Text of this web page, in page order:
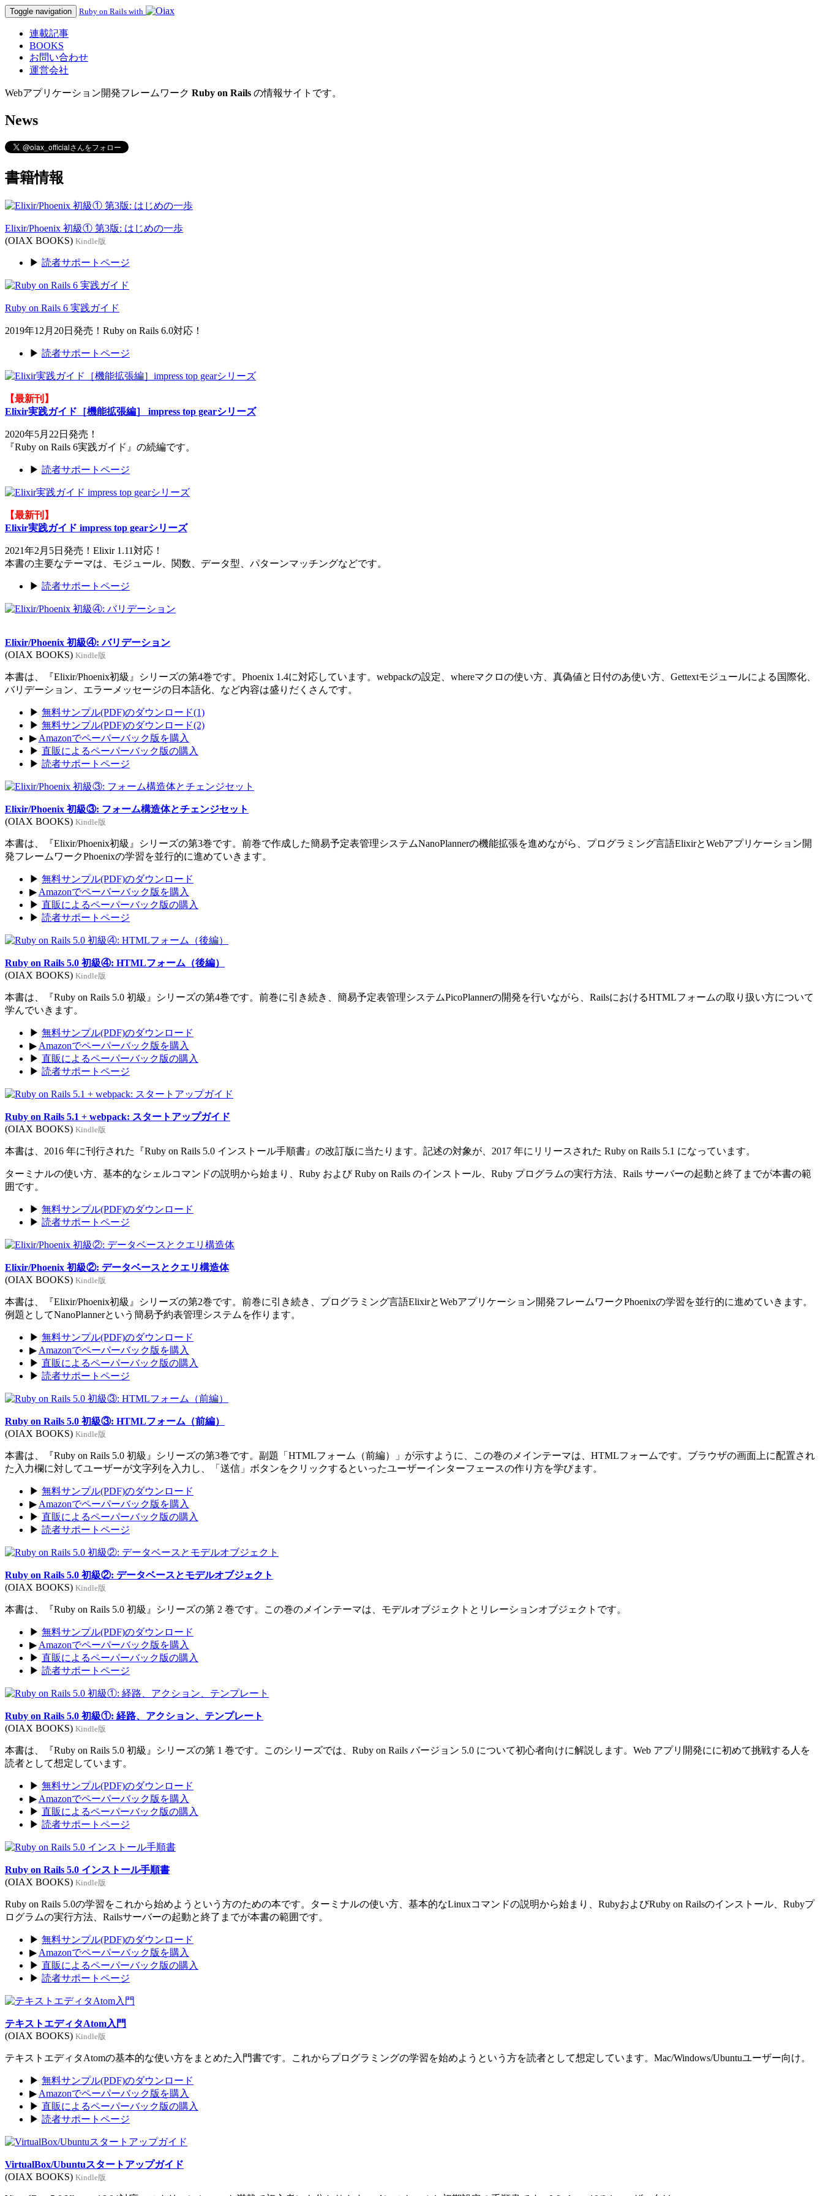
Toggle navigation Ruby on Rails with
連載記事
BOOKS
お問い合わせ
運営会社
Webアプリケーション開発フレームワーク Ruby on Rails の情報サイトです。
News
書籍情報
Elixir/Phoenix 初級① 第3版: はじめの一歩
(OIAX BOOKS) Kindle版
▶ 読者サポートページ
Ruby on Rails 6 実践ガイド
2019年12月20日発売！Ruby on Rails 6.0対応！
▶ 読者サポートページ
【最新刊】
Elixir実践ガイド［機能拡張編］ impress top gearシリーズ
2020年5月22日発売！
『Ruby on Rails 6実践ガイド』の続編です。
▶ 読者サポートページ
【最新刊】
Elixir実践ガイド impress top gearシリーズ
2021年2月5日発売！Elixir 1.11対応！
本書の主要なテーマは、モジュール、関数、データ型、パターンマッチングなどです。
▶ 読者サポートページ
Elixir/Phoenix 初級④: バリデーション
(OIAX BOOKS) Kindle版
本書は、『Elixir/Phoenix初級』シリーズの第4巻です。Phoenix 1.4に対応しています。webpackの設定、whereマクロの使い方、真偽値と日付のあ使い方、Gettextモジュールによる国際化、
バリデーション、エラーメッセージの日本語化、など内容は盛りだくさんです。
▶ 無料サンプル(PDF)のダウンロード(1)
▶ 無料サンプル(PDF)のダウンロード(2)
▶ Amazonでペーパーバック版を購入
▶ 直販によるペーパーバック版の購入
▶ 読者サポートページ
Elixir/Phoenix 初級③: フォーム構造体とチェンジセット
(OIAX BOOKS) Kindle版
本書は、『Elixir/Phoenix初級』シリーズの第3巻です。前巻で作成した簡易予定表管理システムNanoPlannerの機能拡張を進めながら、プログラミング言語ElixirとWebアプリケーション開
発フレームワークPhoenixの学習を並行的に進めていきます。
▶ 無料サンプル(PDF)のダウンロード
▶ Amazonでペーパーバック版を購入
▶ 直販によるペーパーバック版の購入
▶ 読者サポートページ
Ruby on Rails 5.0 初級④: HTMLフォーム（後編）
(OIAX BOOKS) Kindle版
本書は、『Ruby on Rails 5.0 初級』シリーズの第4巻です。前巻に引き続き、簡易予定表管理システムPicoPlannerの開発を行いながら、RailsにおけるHTMLフォームの取り扱い方について
学んでいきます。
▶ 無料サンプル(PDF)のダウンロード
▶ Amazonでペーパーバック版を購入
▶ 直販によるペーパーバック版の購入
▶ 読者サポートページ
Ruby on Rails 5.1 + webpack: スタートアップガイド
(OIAX BOOKS) Kindle版
本書は、2016 年に刊行された『Ruby on Rails 5.0 インストール手順書』の改訂版に当たります。記述の対象が、2017 年にリリースされた Ruby on Rails 5.1 になっています。
ターミナルの使い方、基本的なシェルコマンドの説明から始まり、Ruby および Ruby on Rails のインストール、Ruby プログラムの実行方法、Rails サーバーの起動と終了までが本書の範
囲です。
▶ 無料サンプル(PDF)のダウンロード
▶ 読者サポートページ
Elixir/Phoenix 初級②: データベースとクエリ構造体
(OIAX BOOKS) Kindle版
本書は、『Elixir/Phoenix初級』シリーズの第2巻です。前巻に引き続き、プログラミング言語ElixirとWebアプリケーション開発フレームワークPhoenixの学習を並行的に進めていきます。
例題としてNanoPlannerという簡易予約表管理システムを作ります。
▶ 無料サンプル(PDF)のダウンロード
▶ Amazonでペーパーバック版を購入
▶ 直販によるペーパーバック版の購入
▶ 読者サポートページ
Ruby on Rails 5.0 初級③: HTMLフォーム（前編）
(OIAX BOOKS) Kindle版
本書は、『Ruby on Rails 5.0 初級』シリーズの第3巻です。副題「HTMLフォーム（前編）」が示すように、この巻のメインテーマは、HTMLフォームです。ブラウザの画面上に配置され
た入力欄に対してユーザーが文字列を入力し、「送信」ボタンをクリックするといったユーザーインターフェースの作り方を学びます。
▶ 無料サンプル(PDF)のダウンロード
▶ Amazonでペーパーバック版を購入
▶ 直販によるペーパーバック版の購入
▶ 読者サポートページ
Ruby on Rails 5.0 初級②: データベースとモデルオブジェクト
(OIAX BOOKS) Kindle版
本書は、『Ruby on Rails 5.0 初級』シリーズの第 2 巻です。この巻のメインテーマは、モデルオブジェクトとリレーションオブジェクトです。
▶ 無料サンプル(PDF)のダウンロード
▶ Amazonでペーパーバック版を購入
▶ 直販によるペーパーバック版の購入
▶ 読者サポートページ
Ruby on Rails 5.0 初級①: 経路、アクション、テンプレート
(OIAX BOOKS) Kindle版
本書は、『Ruby on Rails 5.0 初級』シリーズの第 1 巻です。このシリーズでは、Ruby on Rails バージョン 5.0 について初心者向けに解説します。Web アプリ開発にに初めて挑戦する人を
読者として想定しています。
▶ 無料サンプル(PDF)のダウンロード
▶ Amazonでペーパーバック版を購入
▶ 直販によるペーパーバック版の購入
▶ 読者サポートページ
Ruby on Rails 5.0 インストール手順書
(OIAX BOOKS) Kindle版
Ruby on Rails 5.0の学習をこれから始めようという方のための本です。ターミナルの使い方、基本的なLinuxコマンドの説明から始まり、RubyおよびRuby on Railsのインストール、Rubyプ
ログラムの実行方法、Railsサーバーの起動と終了までが本書の範囲です。
▶ 無料サンプル(PDF)のダウンロード
▶ Amazonでペーパーバック版を購入
▶ 直販によるペーパーバック版の購入
▶ 読者サポートページ
テキストエディタAtom入門
(OIAX BOOKS) Kindle版
テキストエディタAtomの基本的な使い方をまとめた入門書です。これからプログラミングの学習を始めようという方を読者として想定しています。Mac/Windows/Ubuntuユーザー向け。
▶ 無料サンプル(PDF)のダウンロード
▶ Amazonでペーパーバック版を購入
▶ 直販によるペーパーバック版の購入
▶ 読者サポートページ
VirtualBox/Ubuntuスタートアップガイド
(OIAX BOOKS) Kindle版